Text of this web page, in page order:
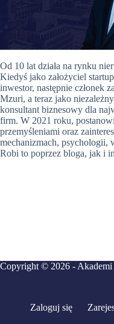
Od 10 lat działa na rynku
Kiedyś jako założyciel
inwestor, następnie członek
Mzuri, a teraz jako
konsultant biznesowy dla
firm. W 2021 roku,
przemyśleniami oraz
mechanizmach, psychologii,
Robi to poprzez bloga, jak i
Copyright © 2026 -
Zaloguj się